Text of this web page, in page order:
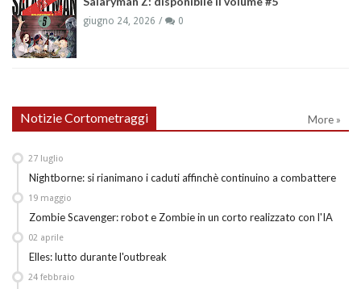
giugno 24, 2026 0
Notizie Cortometraggi More »
Nightborne: si rianimano i caduti affinchè continuino a combattere
27 luglio
Zombie Scavenger: robot e Zombie in un corto realizzato con l'IA
19 maggio
Elles: lutto durante l'outbreak
02 aprile
24 febbraio